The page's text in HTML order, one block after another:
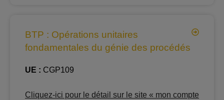
BTP : Opérations unitaires
fondamentales du génie des procédés
UE : CGP109
Cliquez-ici pour le détail sur le site « mon compte